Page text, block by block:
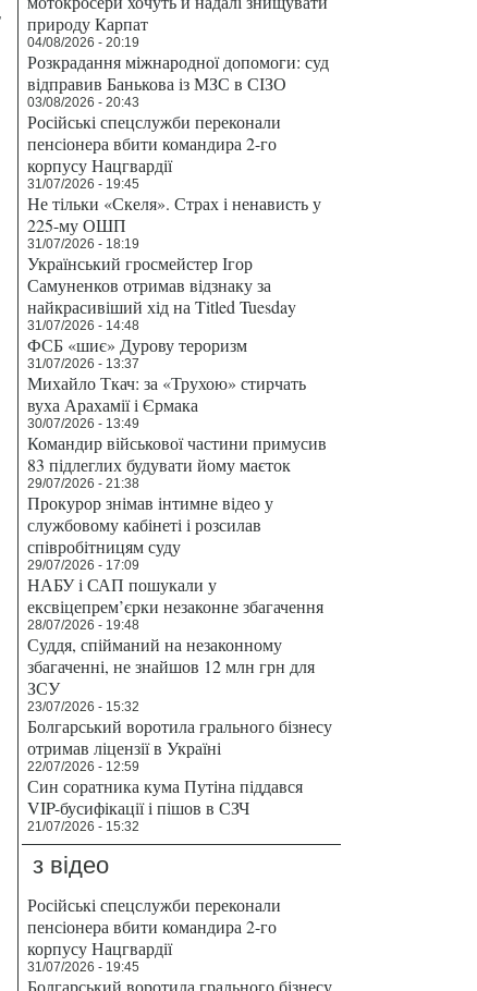
природу Карпат
04/08/2026 - 20:19
Розкрадання міжнародної допомоги: суд
відправив Банькова із МЗС в СІЗО
03/08/2026 - 20:43
Російські спецслужби переконали
пенсіонера вбити командира 2-го
корпусу Нацгвардії
31/07/2026 - 19:45
Не тільки «Скеля». Страх і ненависть у
225-му ОШП
31/07/2026 - 18:19
Український гросмейстер Ігор
Самуненков отримав відзнаку за
найкрасивіший хід на Titled Tuesday
31/07/2026 - 14:48
ФСБ «шиє» Дурову тероризм
31/07/2026 - 13:37
Михайло Ткач: за «Трухою» стирчать
вуха Арахамії і Єрмака
30/07/2026 - 13:49
Командир військової частини примусив
83 підлеглих будувати йому маєток
29/07/2026 - 21:38
Прокурор знімав інтимне відео у
службовому кабінеті і розсилав
співробітницям суду
29/07/2026 - 17:09
НАБУ і САП пошукали у
ексвіцепрем’єрки незаконне збагачення
28/07/2026 - 19:48
Суддя, спійманий на незаконному
збагаченні, не знайшов 12 млн грн для
ЗСУ
23/07/2026 - 15:32
Болгарський воротила грального бізнесу
отримав ліцензії в Україні
22/07/2026 - 12:59
Син соратника кума Путіна піддався
VIP-бусифікації і пішов в СЗЧ
21/07/2026 - 15:32
з відео
Російські спецслужби переконали
пенсіонера вбити командира 2-го
корпусу Нацгвардії
31/07/2026 - 19:45
Болгарський воротила грального бізнесу